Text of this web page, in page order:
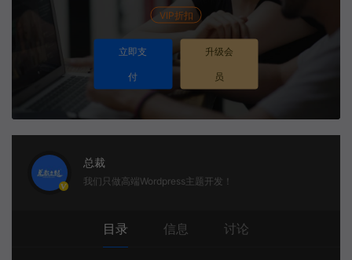
VIP折扣
立即支
付
升级会
员
总裁
我们只做高端Wordpress主题开发！
目录 信息 讨论